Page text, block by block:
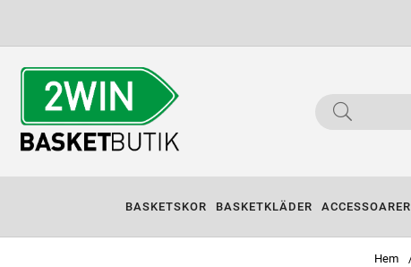
BASKETSKOR BASKETKLÄDER ACCESSOARER
Hem